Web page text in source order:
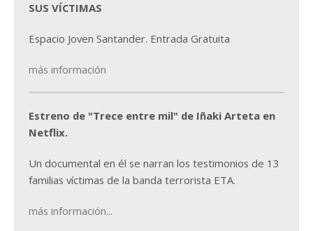
SUS VÍCTIMAS
Espacio Joven Santander. Entrada Gratuita
más información
Estreno de "Trece entre mil" de Iñaki Arteta en
Netflix.
Un documental en él se narran los testimonios de 13
familias víctimas de la banda terrorista ETA.
más información...